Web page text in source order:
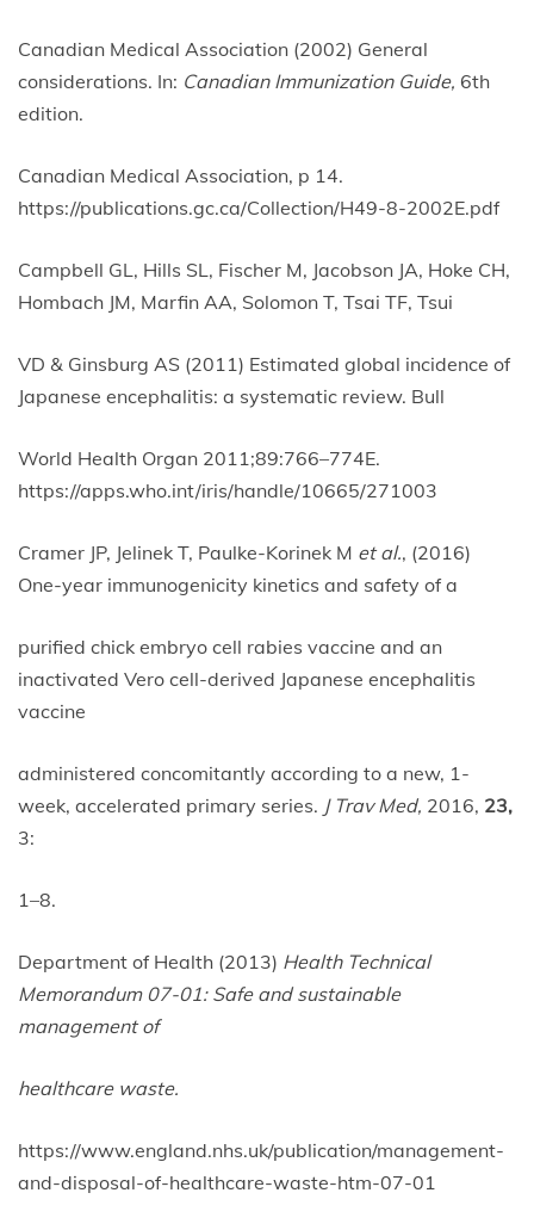
Canadian Medical Association (2002) General
considerations. In: Canadian Immunization Guide, 6th
edition.
Canadian Medical Association, p 14.
https://publications.gc.ca/Collection/H49-8-2002E.pdf
Campbell GL, Hills SL, Fischer M, Jacobson JA, Hoke CH,
Hombach JM, Marfin AA, Solomon T, Tsai TF, Tsui
VD & Ginsburg AS (2011) Estimated global incidence of
Japanese encephalitis: a systematic review. Bull
World Health Organ 2011;89:766–774E.
https://apps.who.int/iris/handle/10665/271003
Cramer JP, Jelinek T, Paulke-Korinek M et al., (2016)
One-year immunogenicity kinetics and safety of a
purified chick embryo cell rabies vaccine and an
inactivated Vero cell-derived Japanese encephalitis
vaccine
administered concomitantly according to a new, 1-
week, accelerated primary series. J Trav Med, 2016, 23,
3:
1–8.
Department of Health (2013) Health Technical
Memorandum 07-01: Safe and sustainable
management of
healthcare waste.
https://www.england.nhs.uk/publication/management-
and-disposal-of-healthcare-waste-htm-07-01